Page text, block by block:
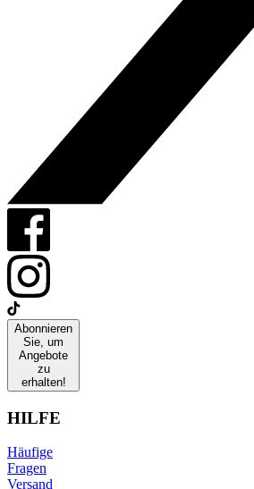
Abonnieren
Sie, um
Angebote
zu
erhalten!
HILFE
Häufige
Fragen
Versand